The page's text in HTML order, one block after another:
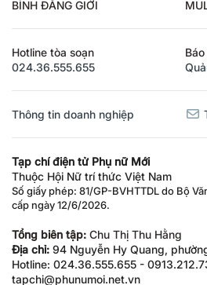
BÌNH ĐẲNG GIỚI
Hotline tòa soạn
024.36.555.655
Thông tin doanh nghiệp
Tạp chí điện tử Phụ nữ Mới
Thuộc Hội Nữ trí thức Việt Nam
Số giấy phép: 81/GP-BVHTTDL do Bộ
cấp ngày 12/6/2026.
Tổng biên tập: Chu Thị Thu Hằng
Địa chỉ: 94 Nguyễn Hy Quang,
Hotline: 024.36.555.655 -
tapchi@phunumoi.net.vn